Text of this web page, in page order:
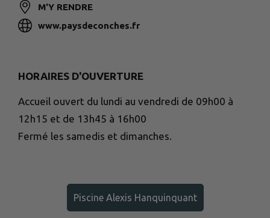
M'Y RENDRE
www.paysdeconches.fr
HORAIRES D'OUVERTURE
Accueil ouvert du lundi au vendredi de 09h00 à
12h15 et de 13h45 à 16h00
Fermé les samedis et dimanches.
Piscine Alexis Hanquinquant